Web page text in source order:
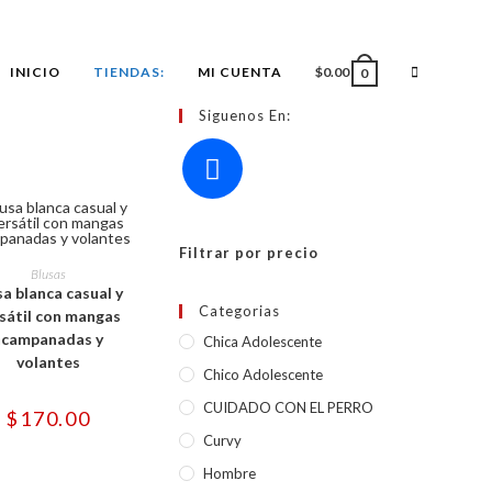
INICIO TIENDAS: MI CUENTA $0.00 0 ALTERNAR
OPCIONES
Este
tiene
múltiples
variantes.
opciones
se
la
Blusas
blanca casual y
con mangas
y
volantes
$ 170.00
Siguenos En:
Filtrar por precio
Categorias
Chica Adolescente
Chico Adolescente
CUIDADO CON EL PERRO
Curvy
Hombre